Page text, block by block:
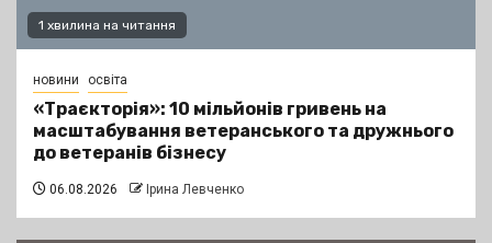
1 хвилина на читання
новини освіта
«Траєкторія»: 10 мільйонів гривень на
масштабування ветеранського та дружнього
до ветеранів бізнесу
06.08.2026 Ірина Левченко